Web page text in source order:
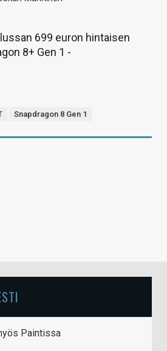
699 euron hintaisen
8+ Gen 1 -
Snapdragon 8 Gen 1
Paintissa